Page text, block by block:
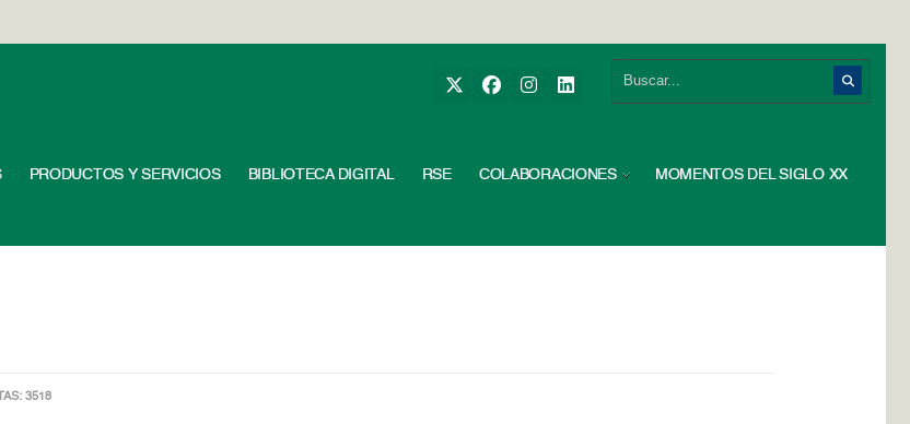
PRODUCTOS Y SERVICIOS BIBLIOTECA DIGITAL RSE COLABORACIONES MOMENTOS DEL SIGLO XX
3518